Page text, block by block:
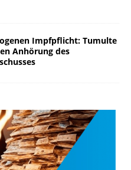
Impfpflicht: Tumulte
Anhörung des